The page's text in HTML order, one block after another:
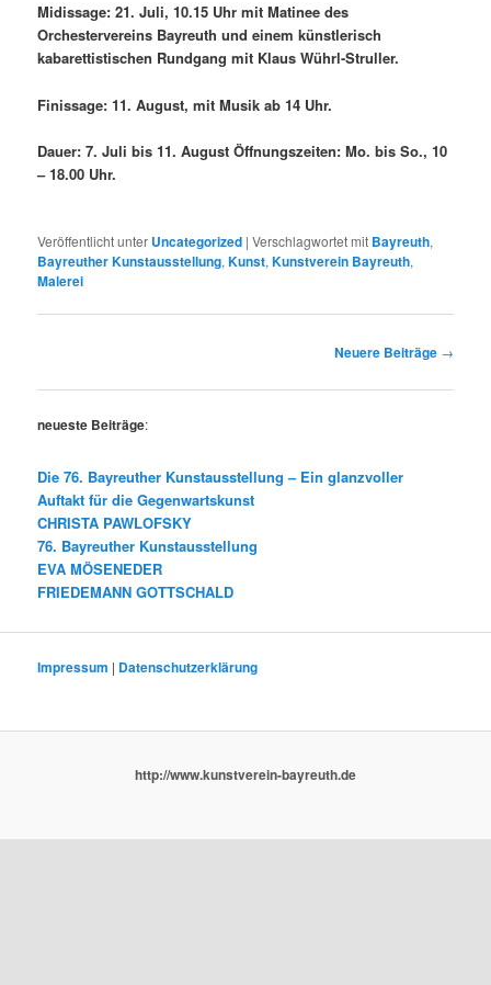
Midissage: 21. Juli, 10.15 Uhr mit Matinee des
Orchestervereins Bayreuth und einem künstlerisch
kabarettistischen Rundgang mit Klaus Wührl-Struller.
Finissage: 11. August, mit Musik ab 14 Uhr.
Dauer: 7. Juli bis 11. August Öffnungszeiten: Mo. bis So., 10
– 18.00 Uhr.
Veröffentlicht unter Uncategorized |Verschlagwortet mit Bayreuth,
Bayreuther Kunstausstellung,Kunst,Kunstverein Bayreuth,
Malerei
Neuere Beiträge →
neueste Beiträge:
Die 76. Bayreuther Kunstausstellung – Ein glanzvoller
Auftakt für die Gegenwartskunst
CHRISTA PAWLOFSKY
76. Bayreuther Kunstausstellung
EVA MÖSENEDER
FRIEDEMANN GOTTSCHALD
Impressum | Datenschutzerklärung
http://www.kunstverein-bayreuth.de